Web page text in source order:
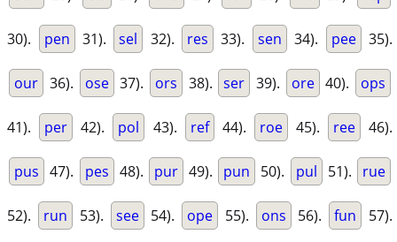
30). pen 31). sel 32). res 33). sen 34). pee 35).
our 36). ose 37). ors 38). ser 39). ore 40). ops
41). per 42). pol 43). ref 44). roe 45). ree 46).
pus 47). pes 48). pur 49). pun 50). pul 51). rue
52). run 53). see 54). ope 55). ons 56). fun 57).